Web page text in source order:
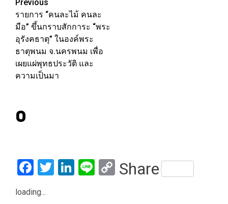
Post
navigation
Previous
รายการ “คนละไม้ คนละ
มือ” ขึ้นกราบสักการะ “พระ
อุรังคธาตุ” ในองค์พระ
ธาตุพนม จ.นครพนม เพื่อ
เผยแผ่พุทธประวัติ และ
ความเป็นมา
0
Facebook
Twitter
LinkedIn
LineCopy
Share
loading...